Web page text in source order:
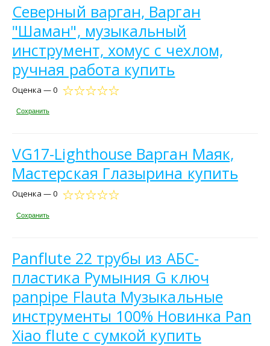
Северный варган, Варган
"Шаман", музыкальный
инструмент, хомус с чехлом,
ручная работа купить
Оценка — 0
Сохранить
VG17-Lighthouse Варган Маяк,
Мастерская Глазырина купить
Оценка — 0
Сохранить
Panflute 22 трубы из АБС-
пластика Румыния G ключ
panpipe Flauta Музыкальные
инструменты 100% Новинка Pan
Xiao flute с сумкой купить